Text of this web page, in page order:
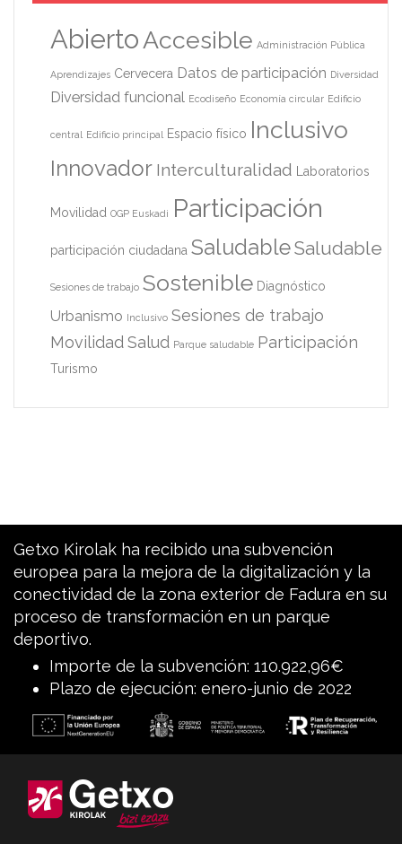
AbiertoAccesible Administración Pública
Aprendizajes Cervecera Datos de participación Diversidad
Diversidad funcional Ecodiseño Economía circular Edificio
central Edificio principal Espacio físico Inclusivo
Innovador Interculturalidad Laboratorios
Movilidad OGP Euskadi Participación
participación ciudadana SaludableSaludable
Sesiones de trabajo Sostenible Diagnóstico
Urbanismo Inclusivo Sesiones de trabajo
Movilidad Salud Parque saludable Participación
Turismo
Getxo Kirolak ha recibido una subvención
europea para la mejora de la digitalización y la
conectividad de la zona exterior de Fadura en su
proceso de transformación en un parque
deportivo.
Importe de la subvención: 110.922,96€
Plazo de ejecución: enero-junio de 2022